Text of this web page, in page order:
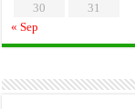
30
31
« Sep